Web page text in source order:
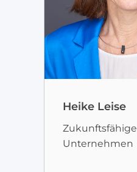
Heike Leise
Zukunftsfähige
Unternehmen